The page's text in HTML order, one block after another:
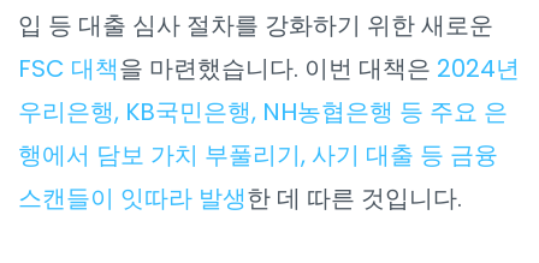
입 등 대출 심사 절차를 강화하기 위한 새로운
FSC 대책을 마련했습니다. 이번 대책은 2024년
우리은행, KB국민은행, NH농협은행 등 주요 은
행에서 담보 가치 부풀리기, 사기 대출 등 금융
스캔들이 잇따라 발생한 데 따른 것입니다.